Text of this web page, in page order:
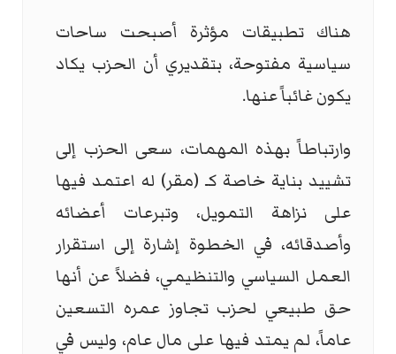
هناك تطبيقات مؤثرة أصبحت ساحات
سياسية مفتوحة، بتقديري أن الحزب يكاد
يكون غائباً عنها.
وارتباطاً بهذه المهمات، سعى الحزب إلى
تشييد بناية خاصة كـ (مقر) له اعتمد فيها
على نزاهة التمويل، وتبرعات أعضائه
وأصدقائه، في الخطوة إشارة إلى استقرار
العمل السياسي والتنظيمي، فضلاً عن أنها
حق طبيعي لحزب تجاوز عمره التسعين
عاماً، لم يمتد فيها على مال عام، وليس في